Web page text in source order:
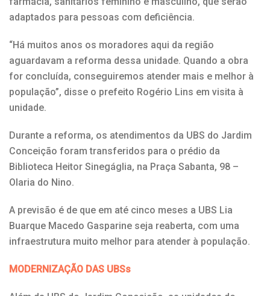
adaptados para pessoas com deficiência.
“Há muitos anos os moradores aqui da região
aguardavam a reforma dessa unidade. Quando a obra
for concluída, conseguiremos atender mais e melhor à
população”, disse o prefeito Rogério Lins em visita à
unidade.
Durante a reforma, os atendimentos da UBS do Jardim
Conceição foram transferidos para o prédio da
Biblioteca Heitor Sinegáglia, na Praça Sabanta, 98 –
Olaria do Nino.
A previsão é de que em até cinco meses a UBS Lia
Buarque Macedo Gasparine seja reaberta, com uma
infraestrutura muito melhor para atender à população.
MODERNIZAÇÃO DAS UBSs